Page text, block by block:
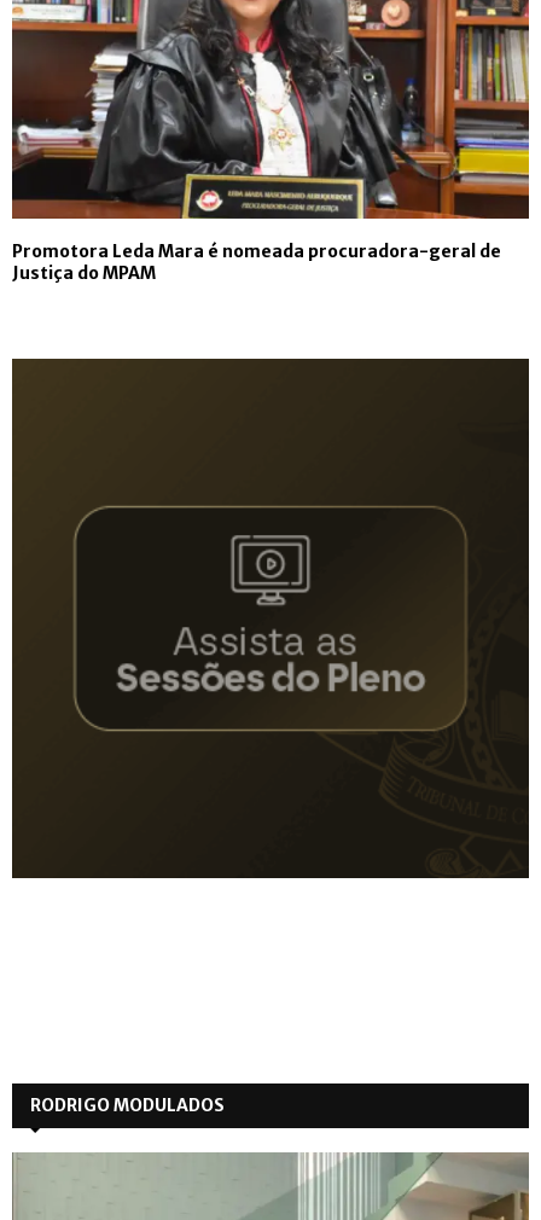
Promotora Leda Mara é nomeada procuradora-geral de
Justiça do MPAM
RODRIGO MODULADOS